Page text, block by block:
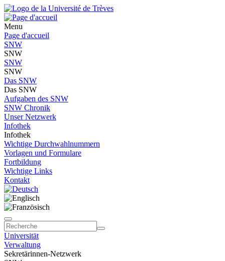
Menu
Page d'accueil
SNW
SNW
SNW
SNW
Das SNW
Das SNW
Aufgaben des SNW
SNW Chronik
Unser Netzwerk
Infothek
Infothek
Wichtige Durchwahlnummern
Vorlagen und Formulare
Fortbildung
Wichtige Links
Kontakt
Universität
Verwaltung
Sekretärinnen-Netzwerk